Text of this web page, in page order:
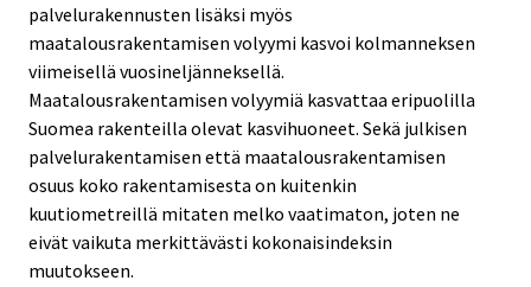
palvelurakennusten lisäksi myös
maatalousrakentamisen volyymi kasvoi kolmanneksen
viimeisellä vuosineljänneksellä.
Maatalousrakentamisen volyymiä kasvattaa eripuolilla
Suomea rakenteilla olevat kasvihuoneet. Sekä julkisen
palvelurakentamisen että maatalousrakentamisen
osuus koko rakentamisesta on kuitenkin
kuutiometreillä mitaten melko vaatimaton, joten ne
eivät vaikuta merkittävästi kokonaisindeksin
muutokseen.